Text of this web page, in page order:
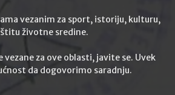
vezanim za sport, istoriju, kulturu,
životne sredine.
za ove oblasti, javite se. Uvek
da dogovorimo saradnju.